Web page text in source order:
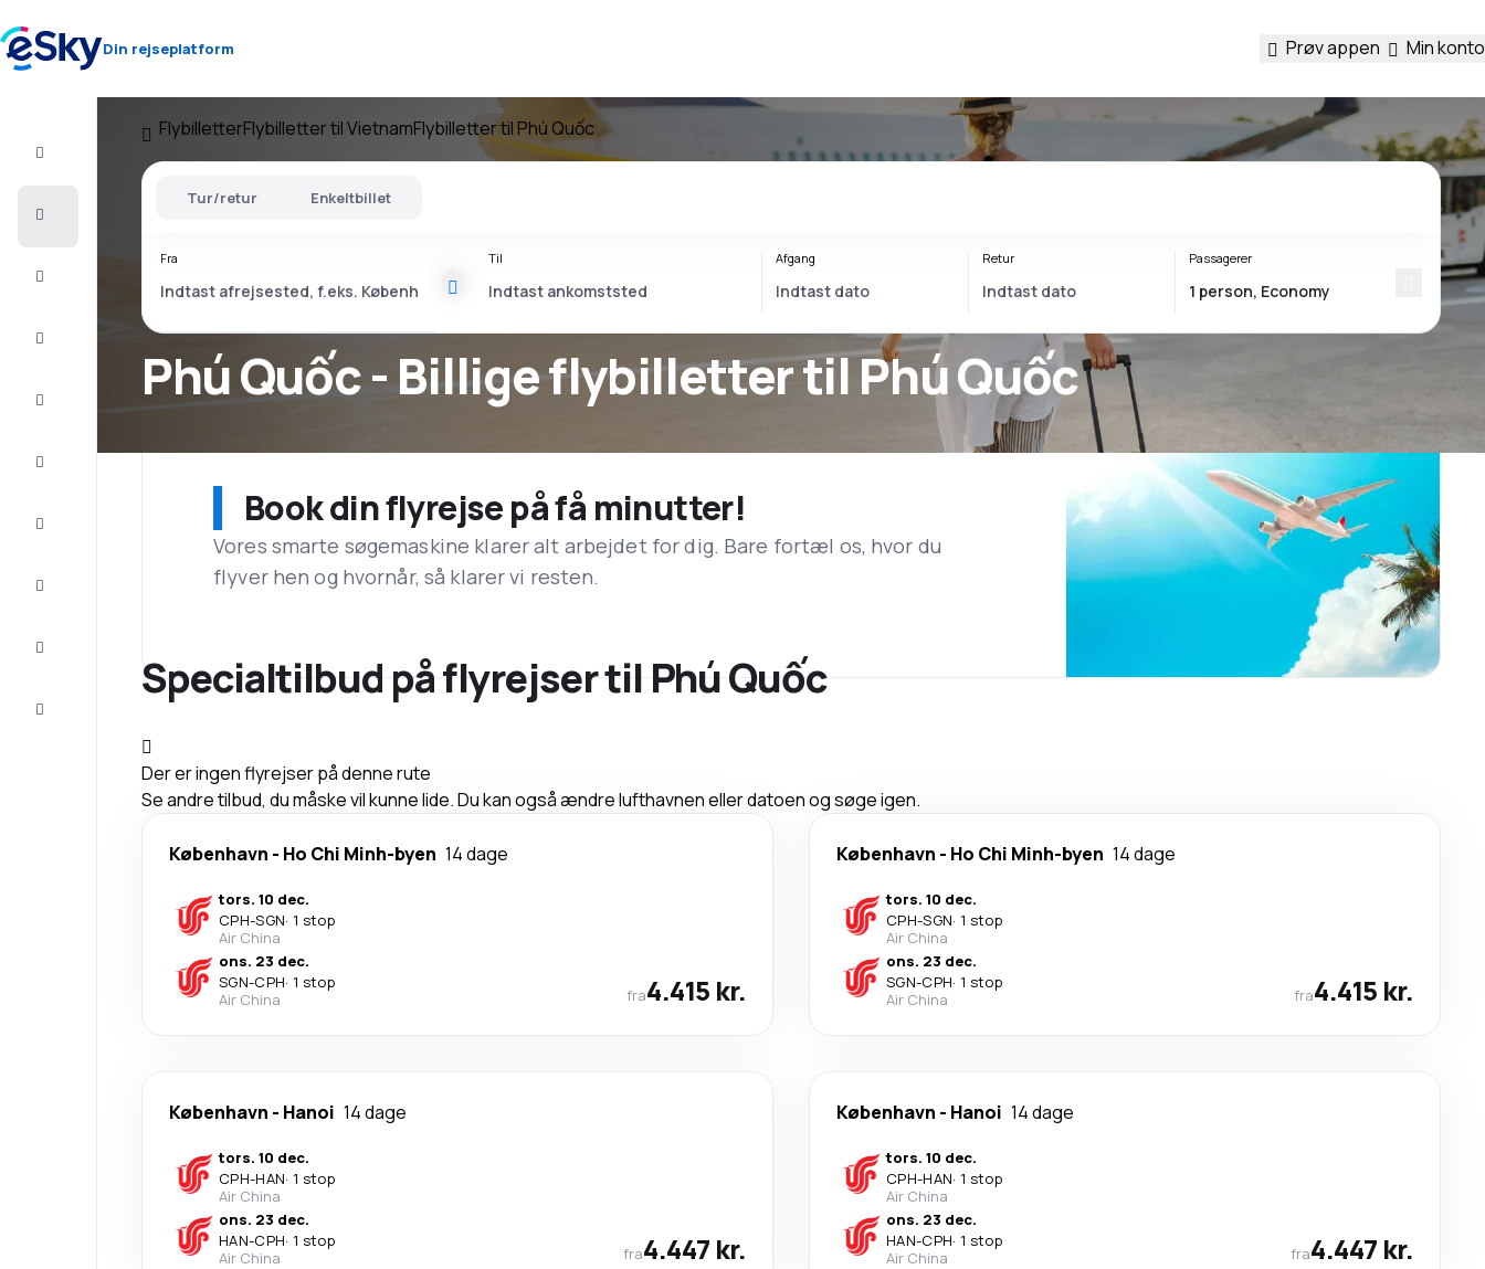
Din rejseplatform Prøv appen Min konto
FlybilletterFlybilletter til VietnamFlybilletter til Phú Quốc
Phú Quốc - Billige flybilletter til Phú Quốc
Tur/retur Enkeltbillet
Fra Til Afgang Retur Passagerer
Book din flyrejse på få minutter!
Vores smarte søgemaskine klarer alt arbejdet for dig. Bare fortæl os, hvor du
flyver hen og hvornår, så klarer vi resten.
Specialtilbud på flyrejser til Phú Quốc
Der er ingen flyrejser på denne rute
Se andre tilbud, du måske vil kunne lide. Du kan også ændre lufthavnen eller datoen og søge igen.
København - Ho Chi Minh-byen 14 dage
tors. 10 dec.
CPH-SGN· 1 stop
Air China
ons. 23 dec.
SGN-CPH· 1 stop
Air China
fra4.415 kr.
København - Ho Chi Minh-byen 14 dage
tors. 10 dec.
CPH-SGN· 1 stop
Air China
ons. 23 dec.
SGN-CPH· 1 stop
Air China
fra4.415 kr.
København - Hanoi 14 dage
tors. 10 dec.
CPH-HAN· 1 stop
Air China
ons. 23 dec.
HAN-CPH· 1 stop
Air China
fra4.447 kr.
København - Hanoi 14 dage
tors. 10 dec.
CPH-HAN· 1 stop
Air China
ons. 23 dec.
HAN-CPH· 1 stop
Air China
fra4.447 kr.